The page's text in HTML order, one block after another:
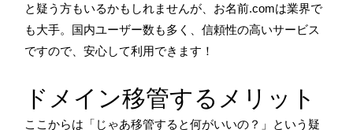
と疑う方もいるかもしれませんが、お名前.comは業界で
も大手。国内ユーザー数も多く、信頼性の高いサービス
ですので、安心して利用できます！
ドメイン移管するメリット
ここからは「じゃあ移管すると何がいいの？」という疑